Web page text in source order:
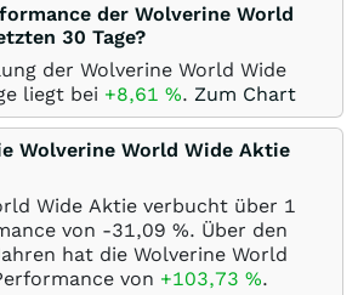
der Wolverine World
30 Tage?
der Wolverine World Wide
liegt bei +8,61 %. Zum Chart
Wolverine World Wide Aktie
Wide Aktie verbucht über 1
von -31,09 %. Über den
hat die Wolverine World
von +103,73 %.